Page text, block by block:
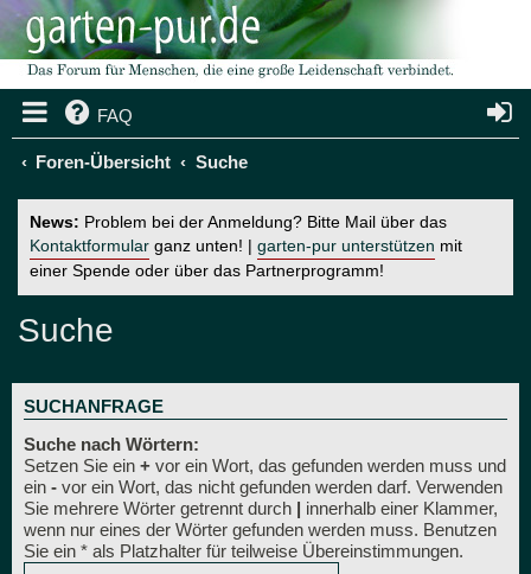
FAQ
Foren-Übersicht Suche
News: Problem bei der Anmeldung? Bitte Mail über das
Kontaktformular ganz unten! | garten-pur unterstützen mit
einer Spende oder über das Partnerprogramm!
Suche
SUCHANFRAGE
Suche nach Wörtern:
Setzen Sie ein + vor ein Wort, das gefunden werden muss und
ein - vor ein Wort, das nicht gefunden werden darf. Verwenden
Sie mehrere Wörter getrennt durch | innerhalb einer Klammer,
wenn nur eines der Wörter gefunden werden muss. Benutzen
Sie ein * als Platzhalter für teilweise Übereinstimmungen.